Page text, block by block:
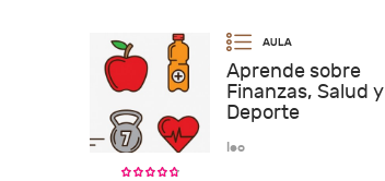
Aprende sobre
Finanzas, Salud y
Deporte
leo